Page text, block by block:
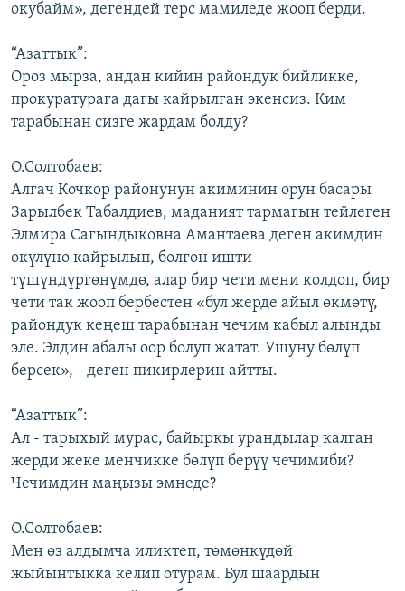
окубайм», дегендей терс мамиледе жооп берди.
“Азаттык”:
Ороз мырза, андан кийин райондук бийликке,
прокуратурага дагы кайрылган экенсиз. Ким
тарабынан сизге жардам болду?
О.Солтобаев:
Алгач Кочкор районунун акиминин орун басары
Зарылбек Табалдиев, маданият тармагын тейлеген
Элмира Сагындыковна Амантаева деген акимдин
өкүлүнө кайрылып, болгон ишти
түшүндүргөнүмдө, алар бир чети мени колдоп, бир
чети так жооп бербестен «бул жерде айыл өкмөтү,
райондук кеңеш тарабынан чечим кабыл алынды
эле. Элдин абалы оор болуп жатат. Ушуну бөлүп
берсек», - деген пикирлерин айтты.
“Азаттык”:
Ал - тарыхый мурас, байыркы урандылар калган
жерди жеке менчикке бөлүп берүү чечимиби?
Чечимдин маңызы эмнеде?
О.Солтобаев:
Мен өз алдымча иликтеп, төмөнкүдөй
жыйынтыкка келип отурам. Бул шаардын